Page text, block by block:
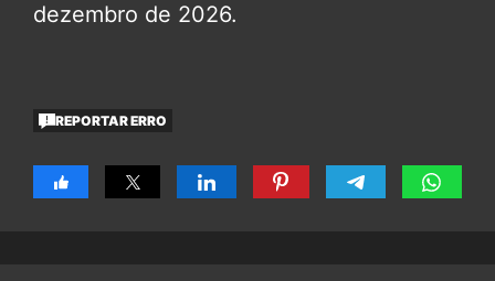
dezembro de 2026.
REPORTAR ERRO